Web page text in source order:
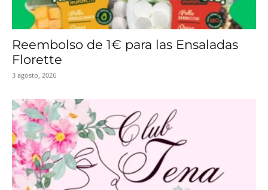
Reembolso de 1€ para las Ensaladas
Florette
3 agosto, 2026